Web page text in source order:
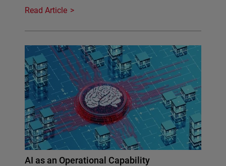
Read Article
AI as an Operational Capability